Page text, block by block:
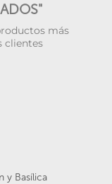
más
clientes
y Basílica